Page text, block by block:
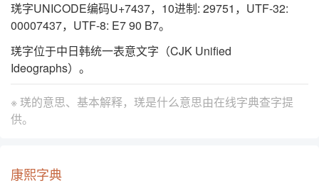
琷字UNICODE编码U+7437，10进制: 29751，UTF-32:
00007437，UTF-8: E7 90 B7。
琷字位于中日韩统一表意文字（CJK Unified
Ideographs）。
※ 琷的意思、基本解释，琷是什么意思由在线字典查字提
供。
康熙字典